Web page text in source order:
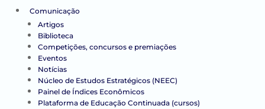
Comunicação
Artigos
Biblioteca
Competições, concursos e premiações
Eventos
Notícias
Núcleo de Estudos Estratégicos (NEEC)
Painel de Índices Econômicos
Plataforma de Educação Continuada (cursos)